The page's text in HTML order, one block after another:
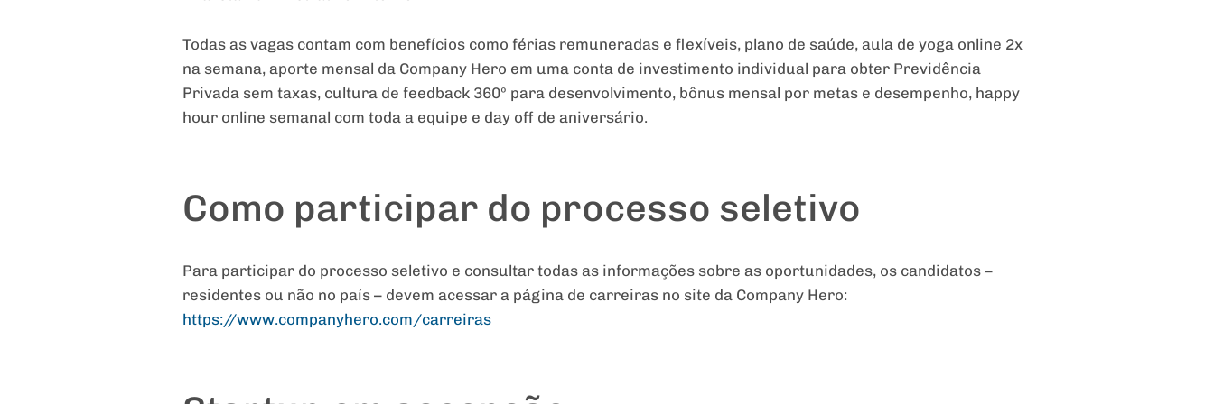
Todas as vagas contam com benefícios como férias remuneradas e flexíveis, plano de saúde, aula de yoga online 2x
na semana, aporte mensal da Company Hero em uma conta de investimento individual para obter Previdência
Privada sem taxas, cultura de feedback 360º para desenvolvimento, bônus mensal por metas e desempenho, happy
hour online semanal com toda a equipe e day off de aniversário.
Como participar do processo seletivo
Para participar do processo seletivo e consultar todas as informações sobre as oportunidades, os candidatos –
residentes ou não no país – devem acessar a página de carreiras no site da Company Hero:
https://www.companyhero.com/carreiras